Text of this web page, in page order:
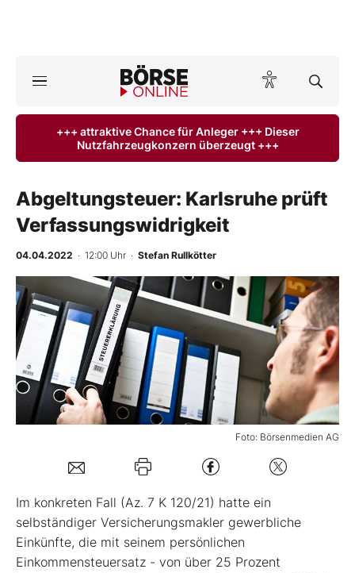
ktuelle Ausgabe BÖRSE ONLINE lesen
Finanz-Check
BO-Musterdepots
Experten
Mein B:O
Kontakt
+++ attraktive Chance für Anleger +++ Dieser
Nutzfahrzeugkonzern überzeugt +++
Abgeltungsteuer: Karlsruhe prüft
Verfassungswidrigkeit
04.04.2022 · 12:00 Uhr · Stefan Rullkötter
Foto: Börsenmedien AG
Im konkreten Fall (Az. 7 K 120/21) hatte ein
selbständiger Versicherungsmakler gewerbliche
Einkünfte, die mit seinem persönlichen
Einkommensteuersatz - von über 25 Prozent